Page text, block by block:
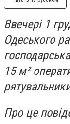
Ввечері 1
Одеського
15 м²
Про це